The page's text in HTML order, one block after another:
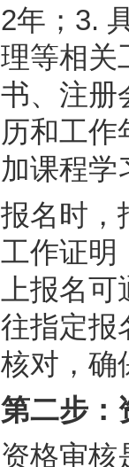
2年；3.
理等相关
书、注册
历和工
加课程学
报名时，
工作证明
上报名
往指定报
核对，确
第二步：
资格审核